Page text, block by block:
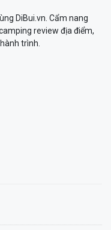
DiBui.vn. Cẩm nang
review địa điểm,
trình.